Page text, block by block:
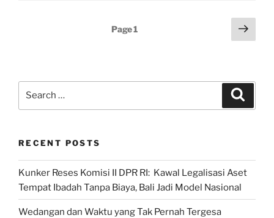
Perjuangan:
Page1
Next
page
RECENT POSTS
Kunker Reses Komisi II DPR RI: Kawal Legalisasi Aset
Tempat Ibadah Tanpa Biaya, Bali Jadi Model Nasional
Wedangan dan Waktu yang Tak Pernah Tergesa